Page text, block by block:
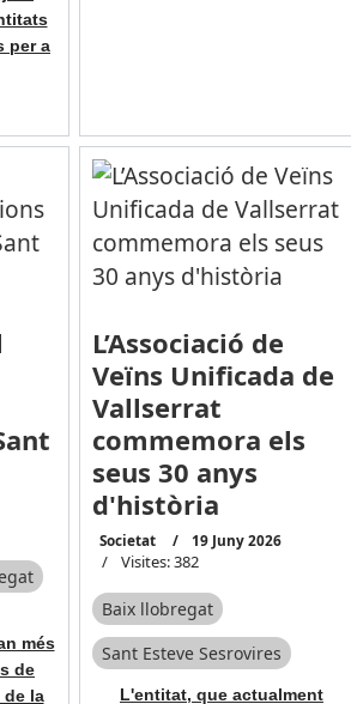
per a
més
de
la
L’Associació de
Veïns Unificada de
Vallserrat
commemora els
seus 30 anys
d'història
Societat 19 Juny 2026
Visites: 382
Baix llobregat
Sant Esteve Sesrovires
L'entitat, que actualment